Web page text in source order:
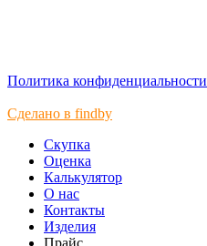
Политика конфиденциальности
Сделано в findby
Скупка
Оценка
Калькулятор
О нас
Контакты
Изделия
Прайс